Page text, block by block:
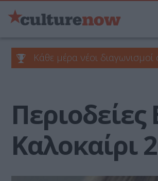
Κάθε μέρα νέοι
Καλοκαίρι